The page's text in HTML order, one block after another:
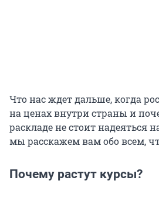
Что нас ждет дальше, когда
на ценах внутри страны и
раскладе не стоит надеяться
мы расскажем вам обо всем,
Почему растут курсы?